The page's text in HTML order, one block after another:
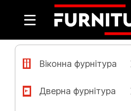
Віконна фурнітура
Дверна фурнітура